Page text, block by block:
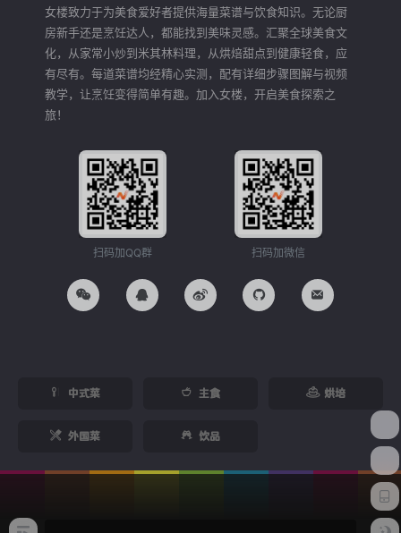
女楼致力于为美食爱好者提供海量菜谱与饮食知识。无论厨
房新手还是烹饪达人，都能找到美味灵感。汇聚全球美食文
化，从家常小炒到米其林料理，从烘焙甜点到健康轻食，应
有尽有。每道菜谱均经精心实测，配有详细步骤图解与视频
教学，让烹饪变得简单有趣。加入女楼，开启美食探索之
旅！
扫码加QQ群 扫码加微信
中式菜 主食 烘培
外国菜 饮品